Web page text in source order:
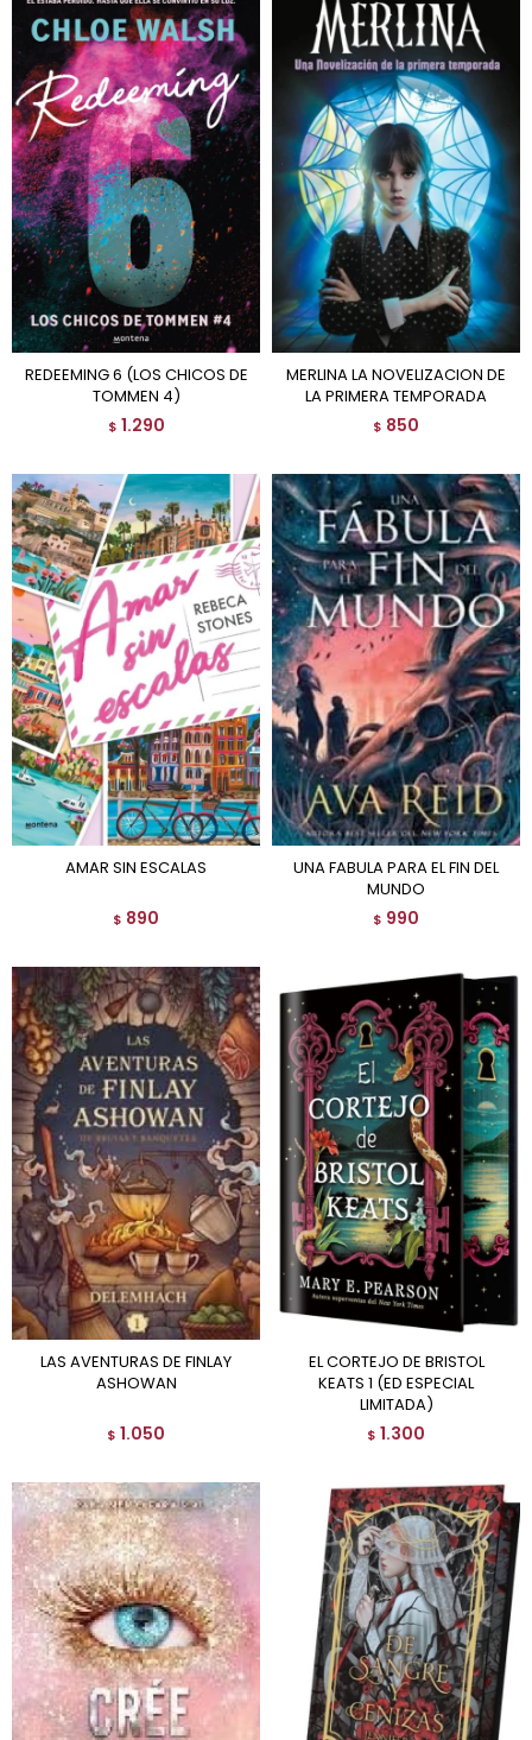
REDEEMING 6 (LOS CHICOS DE
TOMMEN 4)
$ 1.290
MERLINA LA NOVELIZACION DE
LA PRIMERA TEMPORADA
$ 850
AMAR SIN ESCALAS
$ 890
UNA FABULA PARA EL FIN DEL
MUNDO
$ 990
LAS AVENTURAS DE FINLAY
ASHOWAN
$ 1.050
EL CORTEJO DE BRISTOL
KEATS 1 (ED ESPECIAL
LIMITADA)
$ 1.300